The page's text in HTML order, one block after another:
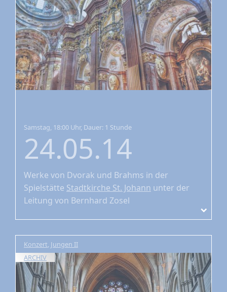
Samstag, 18:00 Uhr, Dauer: 1 Stunde
24.05.14
Werke von Dvorak und Brahms in der
Spielstätte Stadtkirche St. Johann unter der
Leitung von Bernhard Zosel
Konzert, Jungen II
ARCHIV